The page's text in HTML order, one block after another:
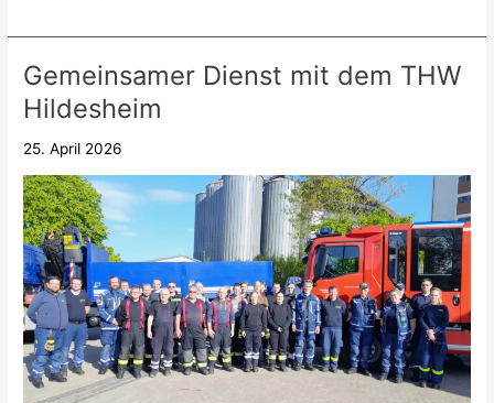
Gemeinsamer Dienst mit dem THW
Hildesheim
25. April 2026
Gemeinsamer
Dienst
mit
dem
Hildesheim